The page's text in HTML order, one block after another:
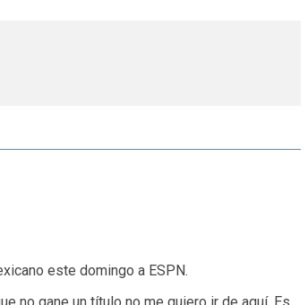
este domingo a ESPN.